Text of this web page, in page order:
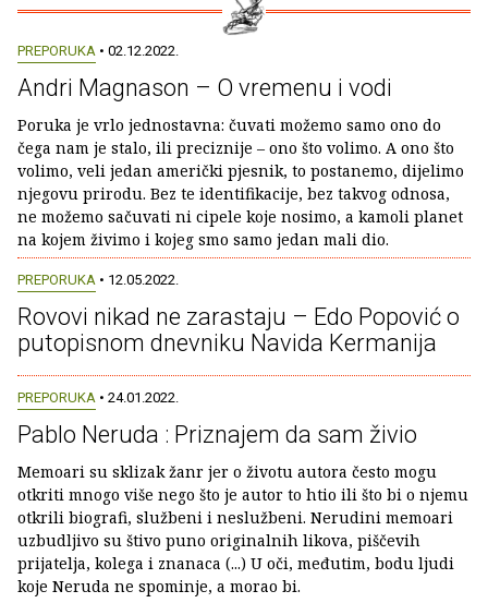
PREPORUKA • 02.12.2022.
Andri Magnason – O vremenu i vodi
Poruka je vrlo jednostavna: čuvati možemo samo ono do
čega nam je stalo, ili preciznije – ono što volimo. A ono što
volimo, veli jedan američki pjesnik, to postanemo, dijelimo
njegovu prirodu. Bez te identifikacije, bez takvog odnosa,
ne možemo sačuvati ni cipele koje nosimo, a kamoli planet
na kojem živimo i kojeg smo samo jedan mali dio.
PREPORUKA • 12.05.2022.
Rovovi nikad ne zarastaju – Edo Popović o
putopisnom dnevniku Navida Kermanija
PREPORUKA • 24.01.2022.
Pablo Neruda : Priznajem da sam živio
Memoari su sklizak žanr jer o životu autora često mogu
otkriti mnogo više nego što je autor to htio ili što bi o njemu
otkrili biografi, službeni i neslužbeni. Nerudini memoari
uzbudljivo su štivo puno originalnih likova, piščevih
prijatelja, kolega i znanaca (...) U oči, međutim, bodu ljudi
koje Neruda ne spominje, a morao bi.